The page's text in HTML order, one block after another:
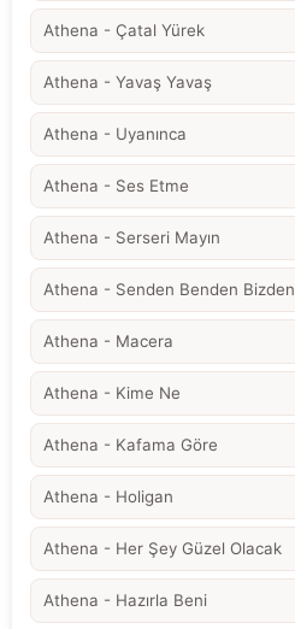
Athena - Çatal Yürek
Athena - Yavaş Yavaş
Athena - Uyanınca
Athena - Ses Etme
Athena - Serseri Mayın
Athena - Senden Benden Bizden
Athena - Macera
Athena - Kime Ne
Athena - Kafama Göre
Athena - Holigan
Athena - Her Şey Güzel Olacak
Athena - Hazırla Beni